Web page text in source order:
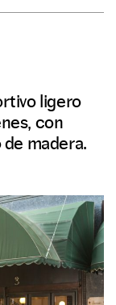
ligero
con
madera.